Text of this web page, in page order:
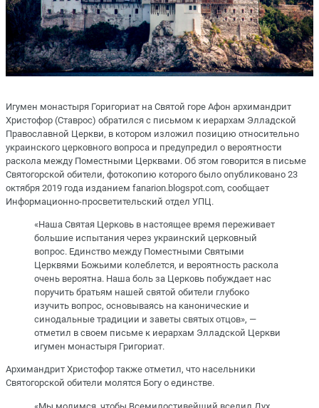
Игумен монастыря Горигориат на Святой горе Афон архимандрит
Христофор (Ставрос) обратился с письмом к иерархам Элладской
Православной Церкви, в котором изложил позицию относительно
украинского церковного вопроса и предупредил о вероятности
раскола между Поместными Церквами. Об этом говорится в письме
Святогорской обители, фотокопию которого было опубликовано 23
октября 2019 года изданием fanarion.blogspot.com, сообщает
Информационно-просветительский отдел УПЦ.
«Наша Святая Церковь в настоящее время переживает
большие испытания через украинский церковный
вопрос. Единство между Поместными Святыми
Церквями Божьими колеблется, и вероятность раскола
очень вероятна. Наша боль за Церковь побуждает нас
поручить братьям нашей святой обители глубоко
изучить вопрос, основываясь на канонические и
синодальные традиции и заветы святых отцов», —
отметил в своем письме к иерархам Элладской Церкви
игумен монастыря Григориат.
Архимандрит Христофор также отметил, что насельники
Святогорской обители молятся Богу о единстве.
«Мы молимся, чтобы Всемилостивейший вселил Дух